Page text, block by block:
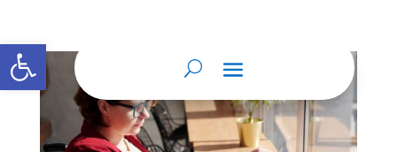
Abrir barra de herramientas